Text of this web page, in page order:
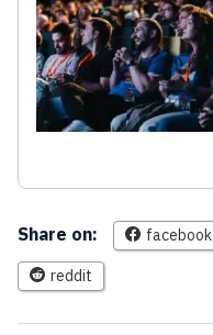
Share on: facebook
reddit